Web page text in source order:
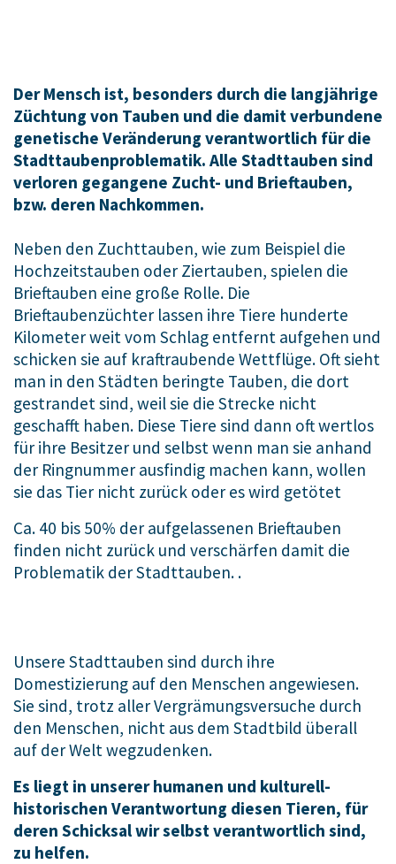
Der Mensch ist, besonders durch die langjährige
Züchtung von Tauben und die damit verbundene
genetische Veränderung verantwortlich für die
Stadttaubenproblematik. Alle Stadttauben sind
verloren gegangene Zucht- und Brieftauben,
bzw. deren Nachkommen.
Neben den Zuchttauben, wie zum Beispiel die
Hochzeitstauben oder Ziertauben, spielen die
Brieftauben eine große Rolle. Die
Brieftaubenzüchter lassen ihre Tiere hunderte
Kilometer weit vom Schlag entfernt aufgehen und
schicken sie auf kraftraubende Wettflüge. Oft sieht
man in den Städten beringte Tauben, die dort
gestrandet sind, weil sie die Strecke nicht
geschafft haben. Diese Tiere sind dann oft wertlos
für ihre Besitzer und selbst wenn man sie anhand
der Ringnummer ausfindig machen kann, wollen
sie das Tier nicht zurück oder es wird getötet
Ca. 40 bis 50% der aufgelassenen Brieftauben
finden nicht zurück und verschärfen damit die
Problematik der Stadttauben. .
Unsere Stadttauben sind durch ihre
Domestizierung auf den Menschen angewiesen.
Sie sind, trotz aller Vergrämungsversuche durch
den Menschen, nicht aus dem Stadtbild überall
auf der Welt wegzudenken.
Es liegt in unserer humanen und kulturell-
historischen Verantwortung diesen Tieren, für
deren Schicksal wir selbst verantwortlich sind,
zu helfen.